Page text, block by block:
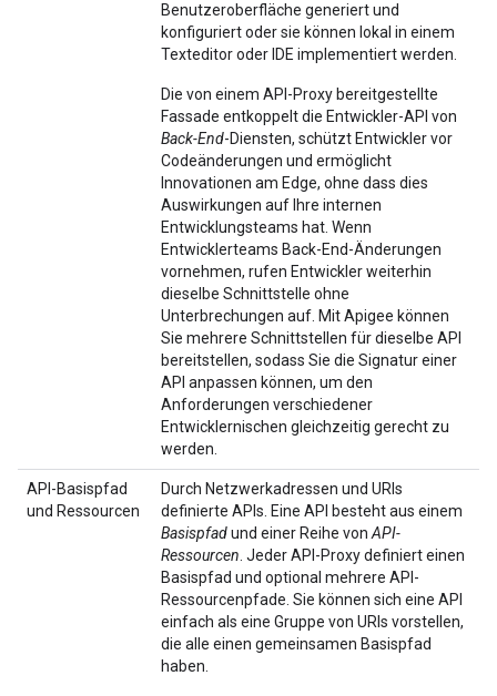
Benutzeroberfläche generiert und
konfiguriert oder sie können lokal in einem
Texteditor oder IDE implementiert werden.
Die von einem API-Proxy bereitgestellte
Fassade entkoppelt die Entwickler-API von
Back-End-Diensten, schützt Entwickler vor
Codeänderungen und ermöglicht
Innovationen am Edge, ohne dass dies
Auswirkungen auf Ihre internen
Entwicklungsteams hat. Wenn
Entwicklerteams Back-End-Änderungen
vornehmen, rufen Entwickler weiterhin
dieselbe Schnittstelle ohne
Unterbrechungen auf. Mit Apigee können
Sie mehrere Schnittstellen für dieselbe API
bereitstellen, sodass Sie die Signatur einer
API anpassen können, um den
Anforderungen verschiedener
Entwicklernischen gleichzeitig gerecht zu
werden.
API-Basispfad
und Ressourcen
Durch Netzwerkadressen und URIs
definierte APIs. Eine API besteht aus einem
Basispfadund einer Reihe von API-
Ressourcen . Jeder API-Proxy definiert einen
Basispfad und optional mehrere API-
Ressourcenpfade. Sie können sich eine API
einfach als eine Gruppe von URIs vorstellen,
die alle einen gemeinsamen Basispfad
haben.